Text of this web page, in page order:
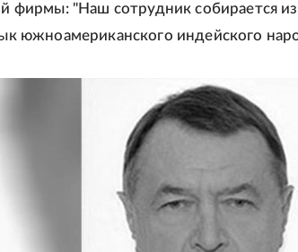
фирмы: "Наш сотрудник собирается
южноамериканского индейского